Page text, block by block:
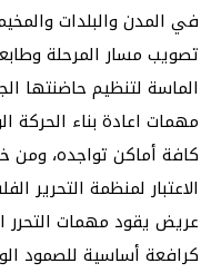
في المدن والبلدات
تصويب مسار المرحلة
الماسة لتنظيم حاضنتها
مهمات اعادة بناء
كافة أماكن تواجده،
الاعتبار لمنظمة التحرير
عريض يقود مهمات
كرافعة أساسية للصمود